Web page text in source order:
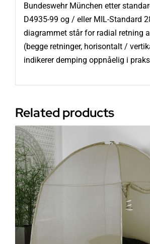
Bundeswehr München etter
D4935-99 og / eller MIL-Standard
diagrammet står for radial retning
(begge retninger, horisontalt /
indikerer demping oppnåelig i
Related products